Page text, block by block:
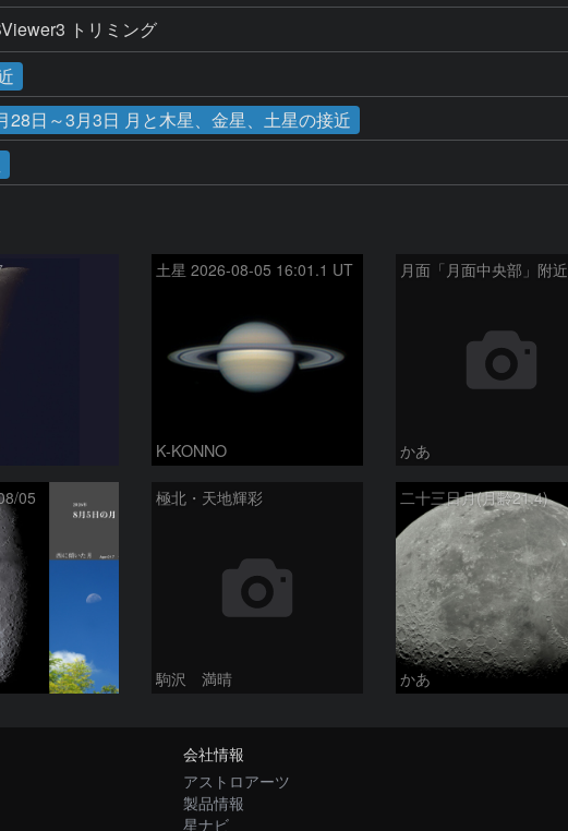
トリミング
28日～3月3日 月と木星、金星、土星の接近
土星 2026-08-05 16:01.1 UT
K-KONNO
月面「月面中央部」附近
かあ
05 極北・天地輝彩
駒沢 満晴
二十三日月(月齢21.4)
かあ
会社情報
アストロアーツ
製品情報
星ナビ